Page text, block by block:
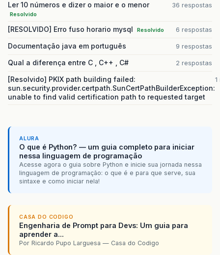
Ler 10 números e dizer o maior e o menor
Resolvido
36 respostas
[RESOLVIDO] Erro fuso horario mysql Resolvido 6 respostas
Documentação java em português 9 respostas
Qual a diferença entre C , C++ , C# 2 respostas
[Resolvido] PKIX path building failed:
sun.security.provider.certpath.SunCertPathBuilderException:
unable to find valid certification path to requested target
ALURA
O que é Python? — um guia completo para iniciar
nessa linguagem de programação
Acesse agora o guia sobre Python e inicie sua jornada nessa
linguagem de programação: o que é e para que serve, sua
sintaxe e como iniciar nela!
CASA DO CODIGO
Engenharia de Prompt para Devs: Um guia para
aprender a...
Por Ricardo Pupo Larguesa — Casa do Codigo